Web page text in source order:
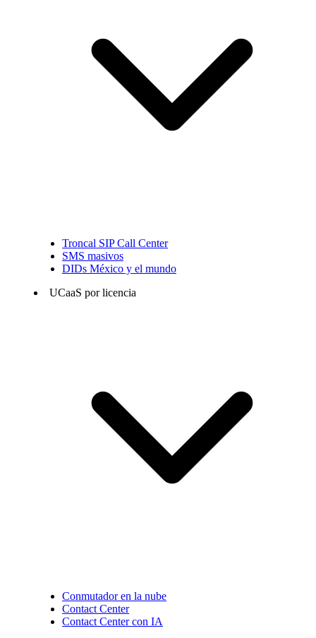
Troncal SIP Call Center
SMS masivos
DIDs México y el mundo
UCaaS por licencia
Conmutador en la nube
Contact Center
Contact Center con IA